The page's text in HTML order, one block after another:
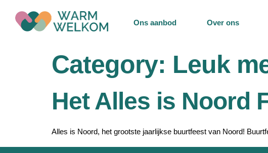
inhoud
Ons aanbod Over ons
Category: Leuk
Het Alles is Noord
Alles is Noord, het grootste jaarlijkse buurtfeest van Noord!